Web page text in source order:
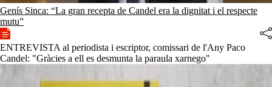
Genís Sinca: “La gran recepta de Candel era la dignitat i el respecte
mutu”
ENTREVISTA al periodista i escriptor, comissari de l'Any Paco
Candel: "Gràcies a ell es desmunta la paraula xarnego"